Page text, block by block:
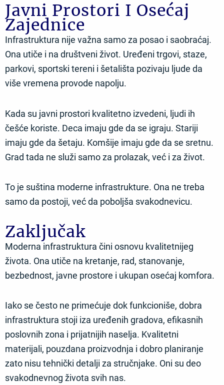
Javni Prostori I Osećaj
Zajednice
Infrastruktura nije važna samo za posao i saobraćaj.
Ona utiče i na društveni život. Uređeni trgovi, staze,
parkovi, sportski tereni i šetališta pozivaju ljude da
više vremena provode napolju.
Kada su javni prostori kvalitetno izvedeni, ljudi ih
češće koriste. Deca imaju gde da se igraju. Stariji
imaju gde da šetaju. Komšije imaju gde da se sretnu.
Grad tada ne služi samo za prolazak, već i za život.
To je suština moderne infrastrukture. Ona ne treba
samo da postoji, već da poboljša svakodnevicu.
Zaključak
Moderna infrastruktura čini osnovu kvalitetnijeg
života. Ona utiče na kretanje, rad, stanovanje,
bezbednost, javne prostore i ukupan osećaj komfora.
Iako se često ne primećuje dok funkcioniše, dobra
infrastruktura stoji iza uređenih gradova, efikasnih
poslovnih zona i prijatnijih naselja. Kvalitetni
materijali, pouzdana proizvodnja i dobro planiranje
zato nisu tehnički detalji za stručnjake. Oni su deo
svakodnevnog života svih nas.